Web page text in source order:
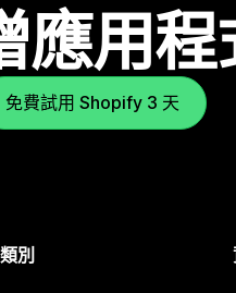
應用程
免費試用 Shopify 3 天
別